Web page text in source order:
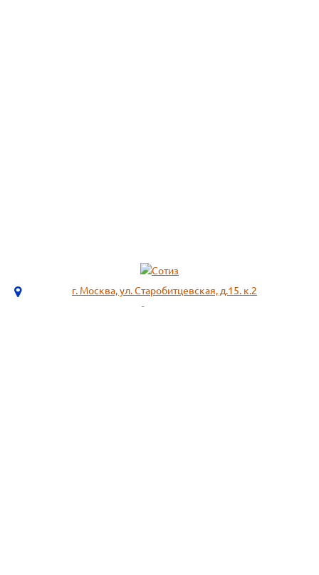
г. Москва, ул. Старобитцевская, д.15. к.2
info@sotizz.ru